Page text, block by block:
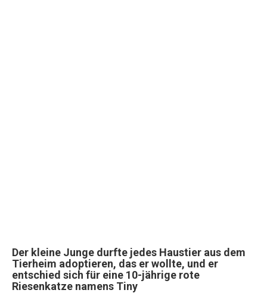
Der kleine Junge durfte jedes Haustier aus dem
Tierheim adoptieren, das er wollte, und er
entschied sich für eine 10-jährige rote
Riesenkatze namens Tiny